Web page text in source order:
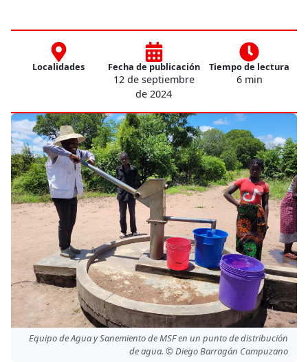
Localidades Fecha de publicación
12 de septiembre
de 2024
Tiempo de lectura
6 min
Equipo de Agua y Sanemiento de MSF en un punto de distribución
de agua. © Diego Barragán Campuzano